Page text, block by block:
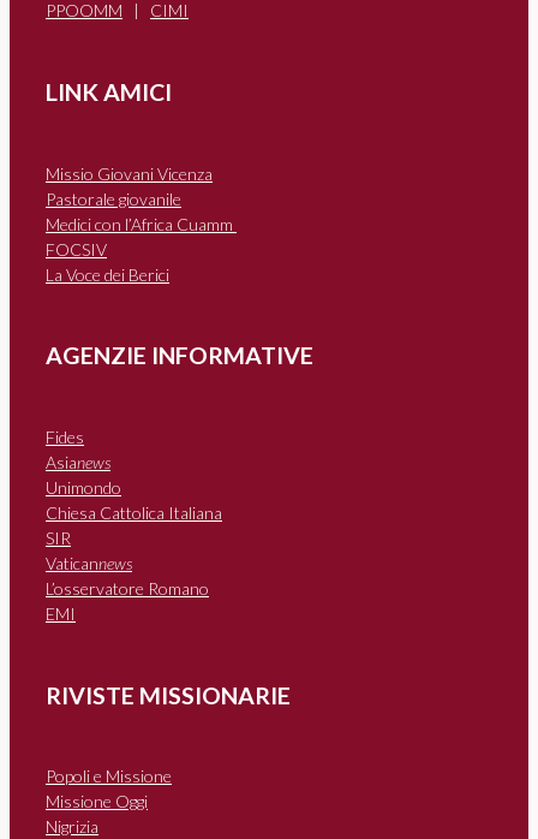
PPOOMM | CIMI
LINK AMICI
Missio Giovani Vicenza
Pastorale giovanile
Medici con l’Africa Cuamm
FOCSIV
La Voce dei Berici
AGENZIE INFORMATIVE
Fides
Asianews
Unimondo
Chiesa Cattolica Italiana
SIR
Vaticannews
L’osservatore Romano
EMI
RIVISTE MISSIONARIE
Popoli e Missione
Missione Oggi
Nigrizia